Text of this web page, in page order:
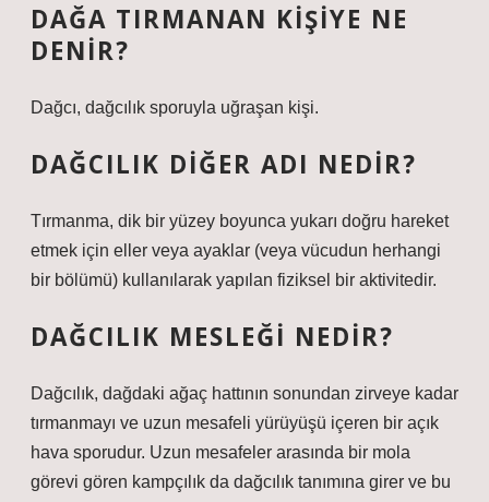
DAĞA TIRMANAN KIŞIYE NE
DENIR?
Dağcı, dağcılık sporuyla uğraşan kişi.
DAĞCILIK DIĞER ADI NEDIR?
Tırmanma, dik bir yüzey boyunca yukarı doğru hareket
etmek için eller veya ayaklar (veya vücudun herhangi
bir bölümü) kullanılarak yapılan fiziksel bir aktivitedir.
DAĞCILIK MESLEĞI NEDIR?
Dağcılık, dağdaki ağaç hattının sonundan zirveye kadar
tırmanmayı ve uzun mesafeli yürüyüşü içeren bir açık
hava sporudur. Uzun mesafeler arasında bir mola
görevi gören kampçılık da dağcılık tanımına girer ve bu